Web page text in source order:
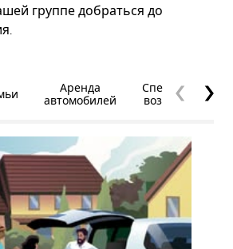
группе добраться до
Аренда
автомобилей
Специальные
возможности